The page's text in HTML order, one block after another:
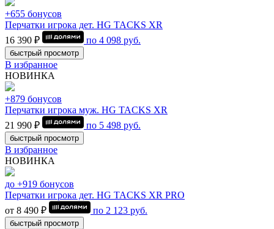
+655 бонусов
Перчатки игрока дет. HG TACKS XR
16 390 ₽
по 4 098 руб.
быстрый просмотр
В избранное
НОВИНКА
+879 бонусов
Перчатки игрока муж. HG TACKS XR
21 990 ₽
по 5 498 руб.
быстрый просмотр
В избранное
НОВИНКА
до +919 бонусов
Перчатки игрока дет. HG TACKS XR PRO
от 8 490 ₽
по 2 123 руб.
быстрый просмотр